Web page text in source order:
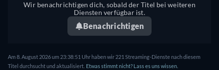
Wir benachrichtigen dich, sobald der Titel bei weiteren
Diensten verfügbar ist.
Benachrichtigen
Am 8. August 2026 um 23:38:51 Uhr haben wir 221 Streaming-Dienste nach diesem
Titel durchsucht und aktualisiert. Etwas stimmt nicht? Lass es uns wissen.